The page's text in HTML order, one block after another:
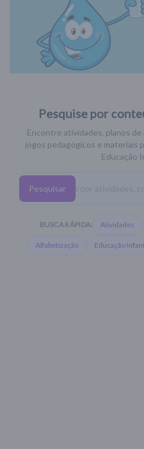
Pesquise por
Encontre atividades, planos
jogos pedagógicos e materiais
Educação
Pesquisar
BUSCA RÁPIDA: Atividades
Alfabetização Educação